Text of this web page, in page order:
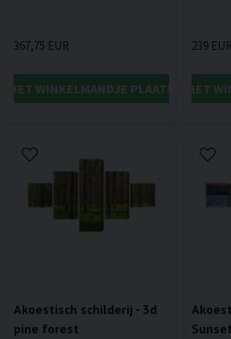
367,75 EUR
HET WINKELMANDJE PLAATSEN
239 EUR
IN HET
Akoestisch schilderij - 3d
pine forest